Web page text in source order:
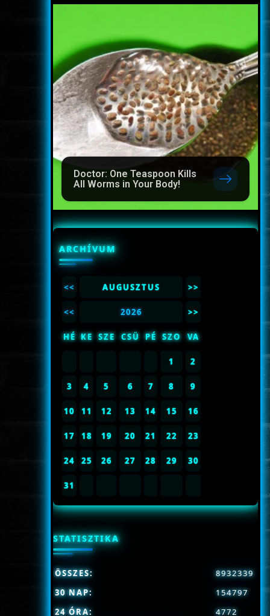
Doctor: One Teaspoon Kills
All Worms in Your Body!
ARCHÍVUM
<< AUGUSZTUS >>
<< 2026 >>
HÉ KE SZE CSÜ PÉ SZO VA
1 2
3 4 5 6 7 8 9
10 11 12 13 14 15 16
17 18 19 20 21 22 23
24 25 26 27 28 29 30
31
STATISZTIKA
ÖSSZES:
8932339
30 NAP:
154797
24 ÓRA:
4772